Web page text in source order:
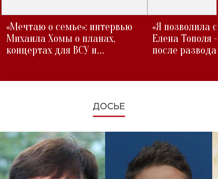
«Мечтаю о семье»: интервью
Михаила Хомы о планах,
концертах для ВСУ и
«Я позволила
Елена Тополя
после развода
ДОСЬЕ